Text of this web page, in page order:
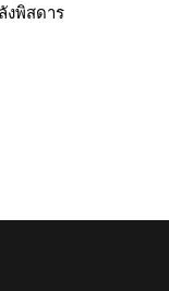
งพิสดาร